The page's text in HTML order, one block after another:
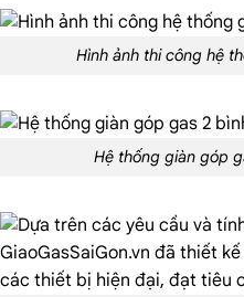
Hình ảnh thi công hệ
Hệ thống giàn góp